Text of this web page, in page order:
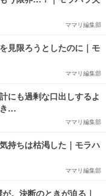
ママリ編集部
見限ろうとしたのに｜モ
ママリ編集部
にも過剰な口出しするよ
き…
ママリ編集部
持ちは枯渇した｜モラハ
ママリ編集部
。決断のときが迫る｜